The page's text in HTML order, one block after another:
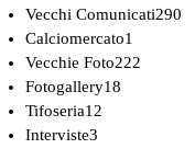
Vecchi Comunicati290
Calciomercato1
Vecchie Foto222
Fotogallery18
Tifoseria12
Interviste3